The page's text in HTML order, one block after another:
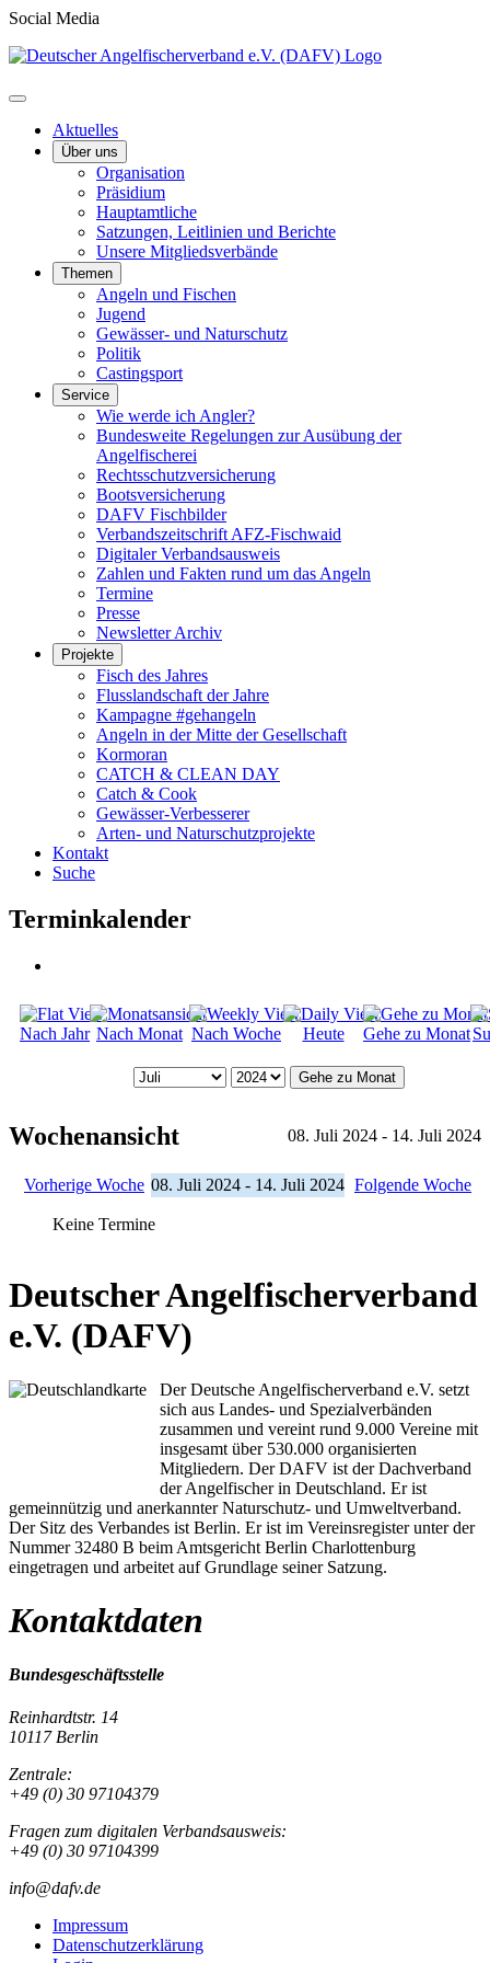
Social Media
Aktuelles
Über uns
Organisation
Präsidium
Hauptamtliche
Satzungen, Leitlinien und Berichte
Unsere Mitgliedsverbände
Themen
Angeln und Fischen
Jugend
Gewässer- und Naturschutz
Politik
Castingsport
Service
Wie werde ich Angler?
Bundesweite Regelungen zur Ausübung der
Angelfischerei
Rechtsschutzversicherung
Bootsversicherung
DAFV Fischbilder
Verbandszeitschrift AFZ-Fischwaid
Digitaler Verbandsausweis
Zahlen und Fakten rund um das Angeln
Termine
Presse
Newsletter Archiv
Projekte
Fisch des Jahres
Flusslandschaft der Jahre
Kampagne #gehangeln
Angeln in der Mitte der Gesellschaft
Kormoran
CATCH & CLEAN DAY
Catch & Cook
Gewässer-Verbesserer
Arten- und Naturschutzprojekte
Kontakt
Suche
Terminkalender
Nach Jahr Nach Monat Nach Woche Heute Gehe zu Monat
Gehe zu Monat
Wochenansicht 08. Juli 2024 - 14. Juli 2024
Vorherige Woche 08. Juli 2024 - 14. Juli 2024 Folgende Woche
Keine Termine
Deutscher Angelfischerverband
e.V. (DAFV)
Der Deutsche Angelfischerverband e.V. setzt
sich aus Landes- und Spezialverbänden
zusammen und vereint rund 9.000 Vereine mit
insgesamt über 530.000 organisierten
Mitgliedern. Der DAFV ist der Dachverband
der Angelfischer in Deutschland. Er ist
gemeinnützig und anerkannter Naturschutz- und Umweltverband.
Der Sitz des Verbandes ist Berlin. Er ist im Vereinsregister unter der
Nummer 32480 B beim Amtsgericht Berlin Charlottenburg
eingetragen und arbeitet auf Grundlage seiner Satzung.
Kontaktdaten
Bundesgeschäftsstelle
Reinhardtstr. 14
10117 Berlin
Zentrale:
+49 (0) 30 97104379
Fragen zum digitalen Verbandsausweis:
+49 (0) 30 97104399
info@dafv.de
Impressum
Datenschutzerklärung